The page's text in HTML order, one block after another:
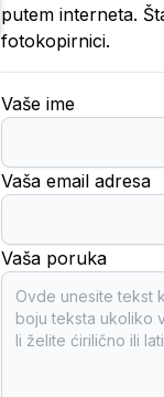
putem interneta.
fotokopirnici.
Vaše ime
Vaša email adresa
Vaša poruka